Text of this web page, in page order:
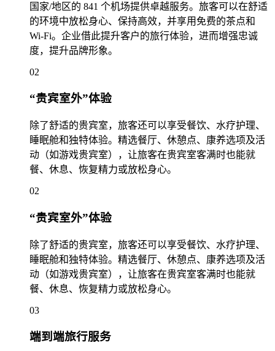
国家/地区的 841 个机场提供卓越服务。旅客可以在舒适
的环境中放松身心、保持高效，并享用免费的茶点和
Wi-Fi。企业借此提升客户的旅行体验，进而增强忠诚
度，提升品牌形象。
02
“贵宾室外”体验
除了舒适的贵宾室，旅客还可以享受餐饮、水疗护理、
睡眠舱和独特体验。精选餐厅、休憩点、康养选项及活
动（如游戏贵宾室），让旅客在贵宾室客满时也能就
餐、休息、恢复精力或放松身心。
02
“贵宾室外”体验
除了舒适的贵宾室，旅客还可以享受餐饮、水疗护理、
睡眠舱和独特体验。精选餐厅、休憩点、康养选项及活
动（如游戏贵宾室），让旅客在贵宾室客满时也能就
餐、休息、恢复精力或放松身心。
03
端到端旅行服务